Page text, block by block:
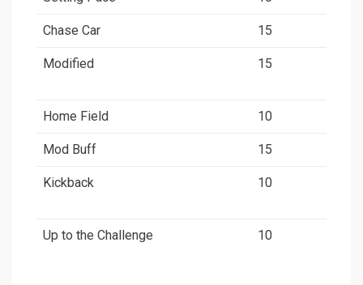
Chase Car 15
Modified 15
Home Field 10
Mod Buff 15
Kickback 10
Up to the Challenge 10